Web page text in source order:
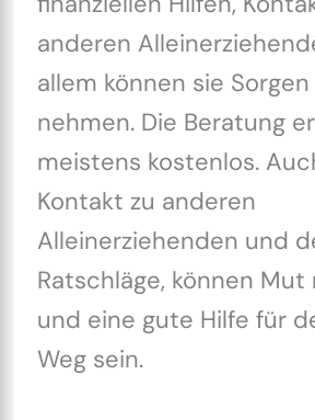
anderen
allem können sie
nehmen. Die Beratung
meistens kostenlos.
Kontakt zu anderen
Alleinerziehenden und
Ratschläge, können Mut
und eine gute Hilfe für
Weg sein.